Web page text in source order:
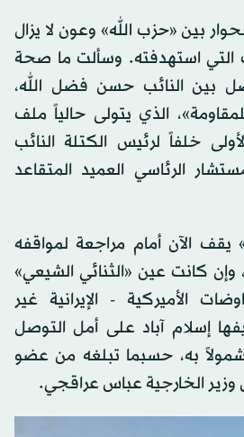
بين «حزب الله» وعون لا يزال
التي استهدفته. وسألت ما صحة
بين النائب حسن فضل الله،
الذي يتولى حالياً ملف
خلفاً لرئيس الكتلة النائب
الرئاسي العميد المتقاعد
يقف الآن أمام مراجعة لمواقفه
وإن كانت عين «الثنائي الشيعي»
الأميركية - الإيرانية غير
إسلام آباد على أمل التوصل
به، حسبما تبلغه من عضو
وزير الخارجية عباس عراقجي.